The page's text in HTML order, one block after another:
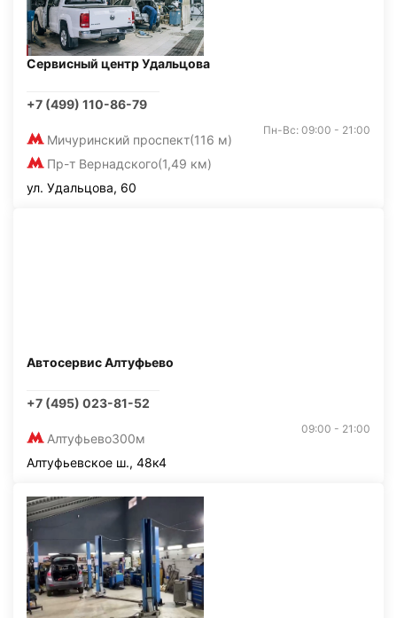
Сервисный центр Удальцова
+7 (499) 110-86-79
Мичуринский проспект(116 м)
Пр-т Вернадского(1,49 км)
Пн-Вс: 09:00 - 21:00
ул. Удальцова, 60
Автосервис Алтуфьево
+7 (495) 023-81-52
Алтуфьево300м
09:00 - 21:00
Алтуфьевское ш., 48к4